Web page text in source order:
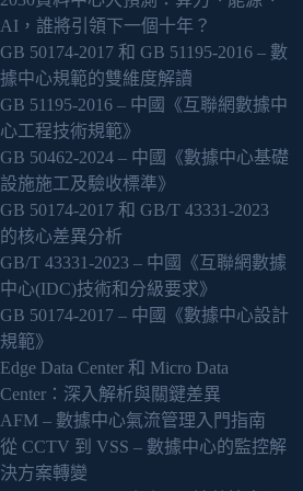
AI，誰將引領下一個十年？
GB 50174-2017 和 GB 51195-2016 – 數
據中心規範的雙維度解讀
GB 51195-2016 – 中國《互聯網數據中
心工程技術規範》
GB 50462-2024 – 中國《數據中心基礎
設施施工及驗收標準》
GB 50174-2017 和 GB/T 43331-2023
的核心差異分析
GB/T 43331-2023 – 中國《互聯網數據
中心(IDC)技術和分級要求》
GB 50174-2017 – 中國《數據中心設計
規範》
Edge Data Center 和 Micro Data
Center：深入解析與關鍵差異
AFM – 數據中心氣流管理入門指南
從 CCTV 到 VSS – 數據中心的監控解
決方案轉變